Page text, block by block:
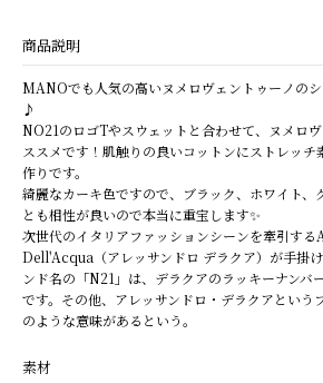
商品説明
MANOでも人気の高いヌメロヴェントゥーノの
♪
NO21のロゴTやスウェットと合わせて、ヌメロ
ススメです！肌触りの良いコットンにストレッ
作りです。
綺麗なカーキ色ですので、ブラック、ホワイト、
とも相性が良いので本当に重宝します✨
次世代のイタリアファッションシーンを牽引す
Dell'Acqua（アレッサンドロ デラクア）が手掛
ンド名の「N21」は、デラクアのラッキーナンバ
です。その他、アレッサンドロ・デラクアという
のような意味があるという。
素材